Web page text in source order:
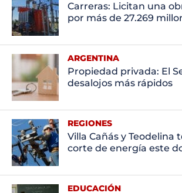
Carreras: Licitan una
por más de 27.269
ARGENTINA
Propiedad privada: El
desalojos más rápidos
REGIONES
Villa Cañás y Teodelina
corte de energía este
EDUCACIÓN